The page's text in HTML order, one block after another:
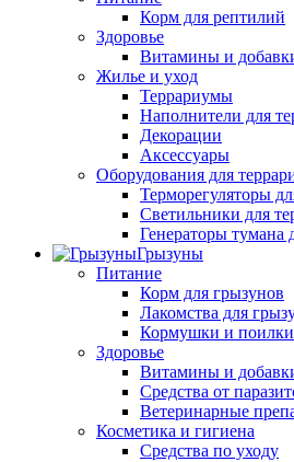
Корм для рептилий
Здоровье
Витамины и
Жилье и уход
Террариумы
Наполнители для
Декорации
Аксессуары
Оборудования для
Терморегуляторы
Светильники для
Генераторы тумана
Грызуны
Питание
Корм для грызунов
Лакомства для
Кормушки и поилки
Здоровье
Витамины и
Средства от
Ветеринарные
Косметика и гигиена
Средства по уходу